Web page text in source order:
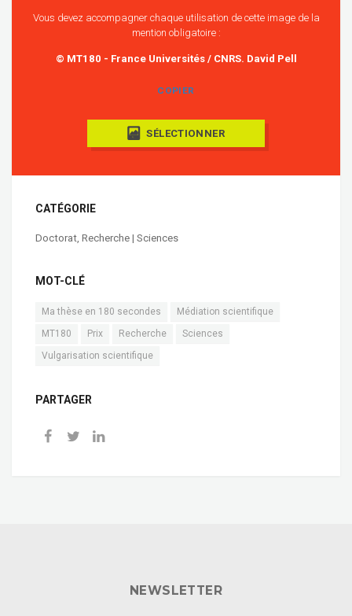
Vous devez accompagner chaque utilisation de cette image de la
mention obligatoire :
© MT180 - France Universités / CNRS. David Pell
COPIER
SÉLECTIONNER
CATÉGORIE
Doctorat, Recherche | Sciences
MOT-CLÉ
Ma thèse en 180 secondes
Médiation scientifique
MT180
Prix Recherche
Sciences
Vulgarisation scientifique
PARTAGER
NEWSLETTER